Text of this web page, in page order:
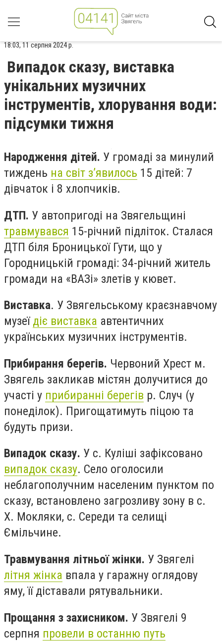
18:03, 11 серпня 2024 р.
Випадок сказу, виставка
унікальних музичних
інструментів, хлорування води:
підсумки тижня
Народження дітей. У громаді за минулий
тиждень на світ з’явилось 15 дітей: 7
дівчаток і 8 хлопчиків.
ДТП. У автопригоді на Звягельщині
травмувався 15-річний підліток. Сталася
ДТП біля Броницької Гути, що у
Городницькій громаді: 34-річний житель
громади на «ВАЗі» злетів у кювет.
Виставка. У Звягельському краєзнавчому
музеї діє виставка автентичних
українських музичних інструментів.
Прибирання берегів. Червоний Хрест м.
Звягель закликав містян долучитися до
участі у прибиранні берегів р. Случ (у
понеділок). Пригощатимуть піцою та
будуть призи.
Випадок сказу. У с. Куліші зафіксовано
випадок сказу. Село оголосили
неблагополучним населеним пунктом по
сказу, встановлено загрозливу зону в с.
Х. Мокляки, с. Середи та селищі
Ємільчине.
Травмування літньої жінки. У Звягелі
літня жінка впала у гаражну оглядову
яму, її діставали рятувальники.
Прощання з захисником. У Звягелі 9
серпня провели в останню путь